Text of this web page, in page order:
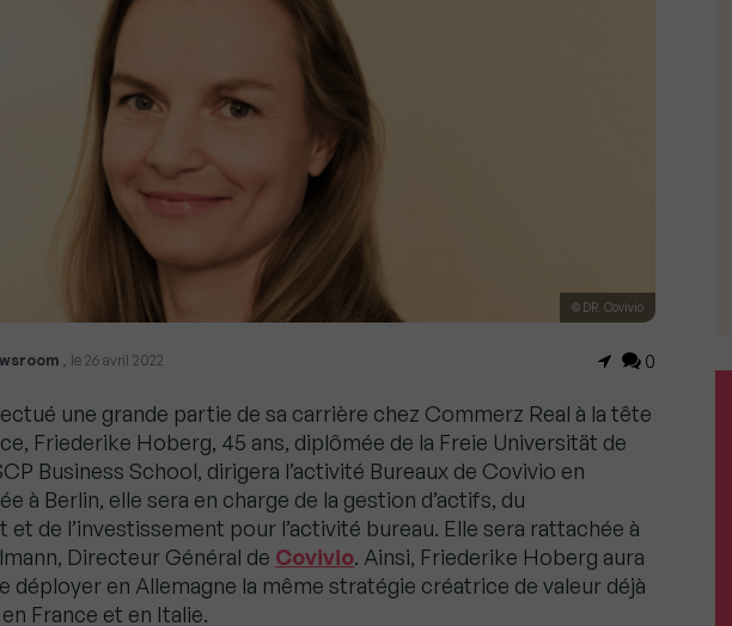
© DR. Covivio
, le 26 avril 2022 0
une grande partie de sa carrière chez Commerz Real à la tête
Friederike Hoberg, 45 ans, diplômée de la Freie Universität de
Business School, dirigera l’activité Bureaux de Covivio en
à Berlin, elle sera en charge de la gestion d’actifs, du
de l’investissement pour l’activité bureau. Elle sera rattachée à
Directeur Général de Covivio. Ainsi, Friederike Hoberg aura
déployer en Allemagne la même stratégie créatrice de valeur déjà
France et en Italie.